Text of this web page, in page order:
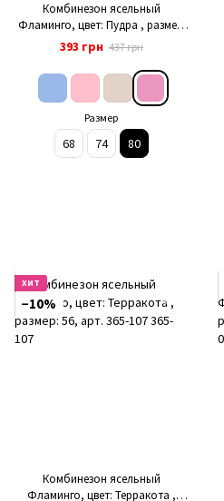
Комбинезон ясельный
Фламинго, цвет: Пудра , размер:
80, арт. 647-122
393 грн 437 грн
Размер
68 74 80
ХИТ
−10%
Комбинезон ясельный
Фламинго, цвет: Терракота ,